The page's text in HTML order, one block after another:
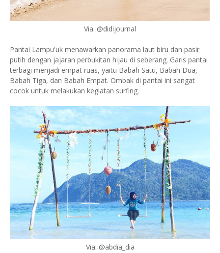
Via: @didijournal
Pantai Lampu'uk menawarkan panorama laut biru dan pasir
putih dengan jajaran perbukitan hijau di seberang. Garis pantai
terbagi menjadi empat ruas, yaitu Babah Satu, Babah Dua,
Babah Tiga, dan Babah Empat. Ombak di pantai ini sangat
cocok untuk melakukan kegiatan surfing.
Via: @abdia_dia